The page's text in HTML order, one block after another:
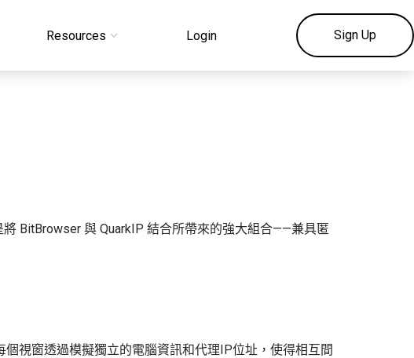
Resources Login
Sign Up
BitBrowser 與 QuarkIP 結合所帶來的強大組合——兼具匿
視窗透過模擬獨立的電腦資訊和代理IP位址，使得相互間